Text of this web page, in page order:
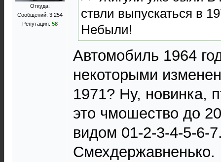
Откуда:
Сообщений: 3 254
Репутация: 58
ствли выпускаться в
Небыли!
Автомобиль 1964
некоторыми
1971? Ну, новинка,
это чмошество до
видом 01-2-3-4-5-6-
Смехдержавненько.